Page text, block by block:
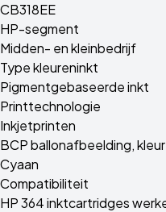
CB318EE
HP-segment
Midden- en kleinbedrijf
Type kleureninkt
Pigmentgebaseerde inkt
Printtechnologie
Inkjetprinten
BCP ballonafbeelding, kleur
Cyaan
Compatibiliteit
HP 364 inktcartridges